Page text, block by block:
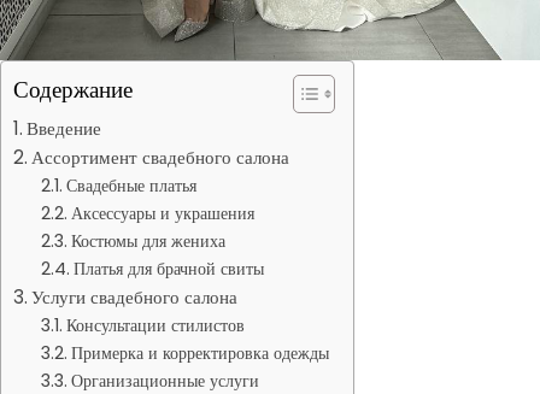
Содержание
Введение
Ассортимент свадебного салона
Свадебные платья
Аксессуары и украшения
Костюмы для жениха
Платья для брачной свиты
Услуги свадебного салона
Консультации стилистов
Примерка и корректировка одежды
Организационные услуги